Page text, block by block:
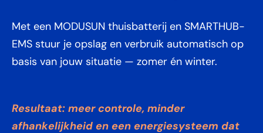
Met een MODUSUN thuisbatterij en SMARTHUB-
EMS stuur je opslag en verbruik automatisch op
basis van jouw situatie — zomer én winter.
Resultaat: meer controle, minder
afhankelijkheid en een energiesysteem dat